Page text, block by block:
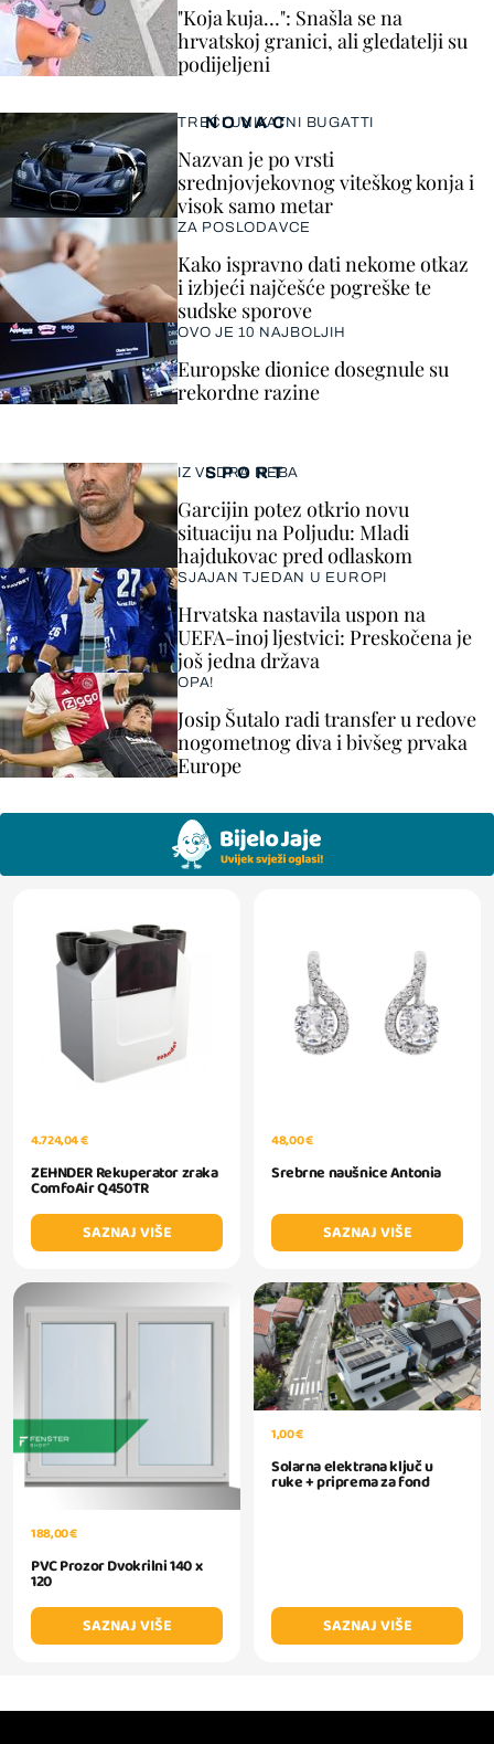
"Koja kuja…": Snašla se na
hrvatskoj granici, ali gledatelji su
podijeljeni
SPORT
IZ VEDRA NEBA
Garcijin potez otkrio novu
situaciju na Poljudu: Mladi
hajdukovac pred odlaskom
SJAJAN TJEDAN U EUROPI
Hrvatska nastavila uspon na
UEFA-inoj ljestvici: Preskočena je
još jedna država
OPA!
Josip Šutalo radi transfer u redove
nogometnog diva i bivšeg prvaka
Europe
NOVAC
TREĆI UNIKATNI BUGATTI
Nazvan je po vrsti
srednjovjekovnog viteškog konja i
visok samo metar
ZA POSLODAVCE
Kako ispravno dati nekome otkaz
i izbjeći najčešće pogreške te
sudske sporove
OVO JE 10 NAJBOLJIH
Europske dionice dosegnule su
rekordne razine
4.724,04 €
ZEHNDER Rekuperator zraka
ComfoAir Q450TR
SAZNAJ VIŠE
48,00 €
Srebrne naušnice Antonia
SAZNAJ VIŠE
188,00 €
PVC Prozor Dvokrilni 140 x
120
SAZNAJ VIŠE
1,00 €
Solarna elektrana ključ u
ruke + priprema za fond
SAZNAJ VIŠE